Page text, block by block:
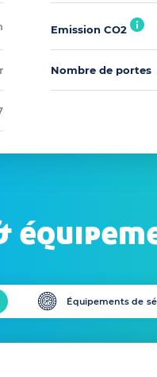
Emission CO2
Nombre de portes
Équipements de